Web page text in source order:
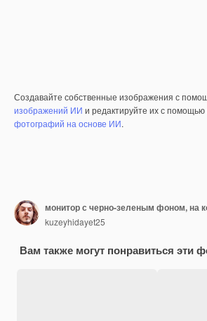
Создавайте собственные изображения с
изображений ИИ и редактируйте их с
фотографий на основе ИИ.
kuzeyhidayet25
Вам также могут понравиться эти